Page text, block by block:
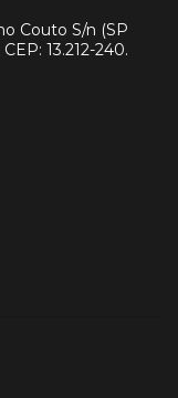
Couto S/n (SP
13.212-240.